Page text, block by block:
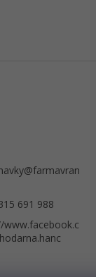
@farmavran
691 988
www.facebook.c